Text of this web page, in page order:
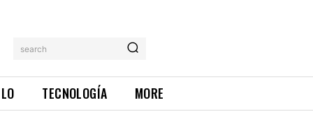
search
TECNOLOGÍA MORE